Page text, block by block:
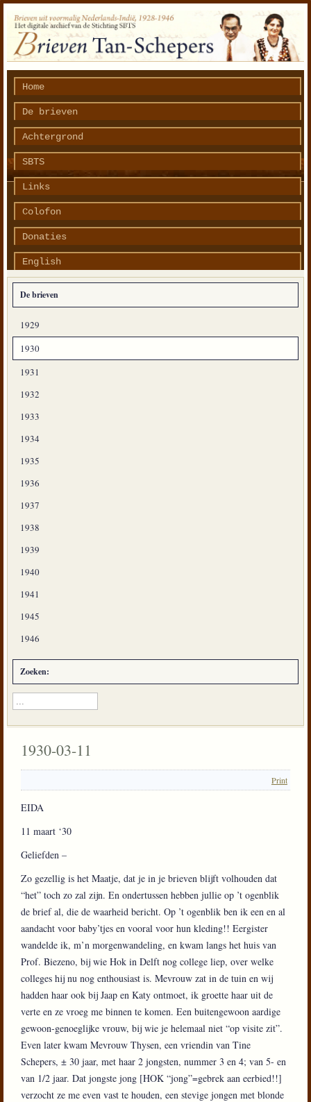
Home
De brieven
Achtergrond
SBTS
Links
Colofon
Donaties
English
De brieven
1929
1930
1931
1932
1933
1934
1935
1936
1937
1938
1939
1940
1941
1945
1946
Zoeken:
1930-03-11
Print
EIDA
11 maart ‘30
Geliefden –
Zo gezellig is het Maatje, dat je in je brieven blijft volhouden dat
“het” toch zo zal zijn. En ondertussen hebben jullie op ’t ogenblik
de brief al, die de waarheid bericht. Op ’t ogenblik ben ik een en al
aandacht voor baby’tjes en vooral voor hun kleding!! Eergister
wandelde ik, m’n morgenwandeling, en kwam langs het huis van
Prof. Biezeno, bij wie Hok in Delft nog college liep, over welke
colleges hij nu nog enthousiast is. Mevrouw zat in de tuin en wij
hadden haar ook bij Jaap en Katy ontmoet, ik groette haar uit de
verte en ze vroeg me binnen te komen. Een buitengewoon aardige
gewoon-genoeglijke vrouw, bij wie je helemaal niet “op visite zit”.
Even later kwam Mevrouw Thysen, een vriendin van Tine
Schepers, ± 30 jaar, met haar 2 jongsten, nummer 3 en 4; van 5- en
van 1/2 jaar. Dat jongste jong [HOK “jong”=gebrek aan eerbied!!]
verzocht ze me even vast te houden, een stevige jongen met blonde